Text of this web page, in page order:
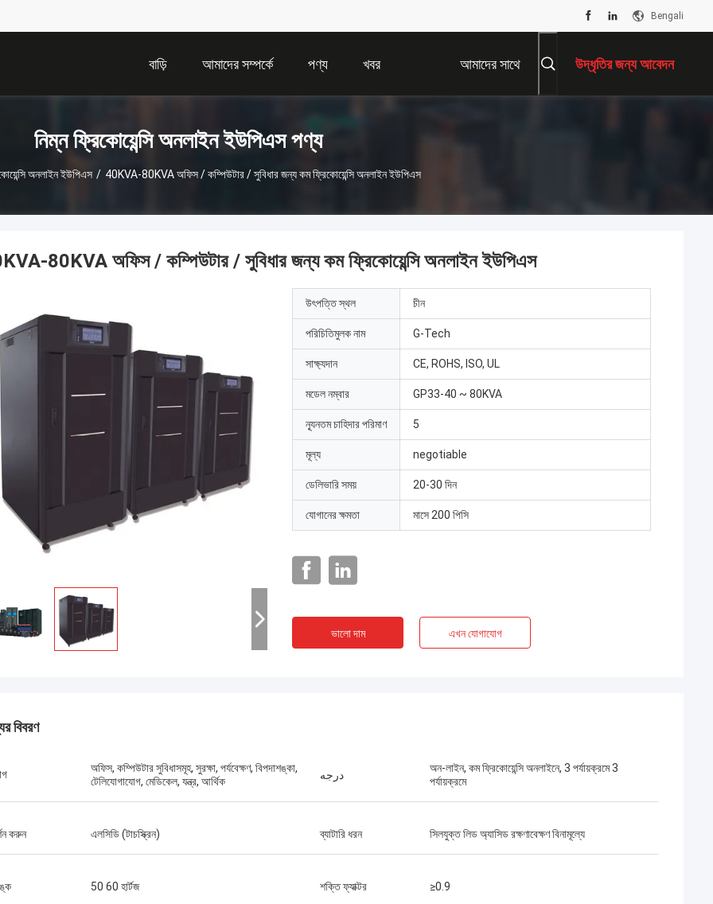
Bengali
বাড়ি আমাদের সম্পর্কে পণ্য খবর আমাদের সাথে উদ্ধৃতির জন্য আবেদন
নিম্ন ফ্রিকোয়েন্সি অনলাইন ইউপিএস পণ্য
অনলাইন ইউপিএস / 40KVA-80KVA অফিস / কম্পিউটার / সুবিধার জন্য কম ফ্রিকোয়েন্সি অনলাইন ইউপিএস
পণ্যগুলির সাথে খুব সন্তুষ্ট, মানটি খুব ভাল এবং
এবং ভাল পরিষেবা সহ, আমি এটির প্রশংসা করি!
80KVA অফিস / কম্পিউটার / সুবিধার জন্য কম ফ্রিকোয়েন্সি অনলাইন ইউপিএস
উৎপত্তি স্থল চীন
পরিচিতিমুলক নাম G-Tech
সাক্ষ্যদান CE, ROHS, ISO, UL
মডেল নম্বার GP33-40 ~ 80KVA
ন্যূনতম চাহিদার পরিমাণ 5
মূল্য negotiable
ডেলিভারি সময় 20-30 দিন
যোগানের ক্ষমতা মাসে 200 পিসি
ভালো দাম এখন যোগাযোগ
বিবরণ
অফিস, কম্পিউটার সুবিধাসমূহ, সুরক্ষা, পর্যবেক্ষণ, বিপদাশঙ্কা,
টেলিযোগাযোগ, মেডিকেল, যন্ত্র, আর্থিক
درجه
অন-লাইন, কম ফ্রিকোয়েন্সি অনলাইনে, 3 পর্যায়ক্রমে 3
পর্যায়ক্রমে
করুন এলসিডি (টাচস্ক্রিন) ব্যাটারি ধরন সিলযুক্ত লিড অ্যাসিড রক্ষণাবেক্ষণ বিনামূল্যে
50 60 হার্টজ শক্তি ফ্যাক্টর ≥0.9